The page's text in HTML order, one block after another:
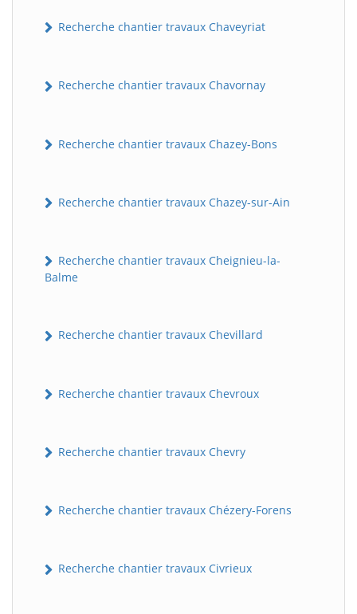
Recherche chantier travaux Chaveyriat
Recherche chantier travaux Chavornay
Recherche chantier travaux Chazey-Bons
Recherche chantier travaux Chazey-sur-Ain
Recherche chantier travaux Cheignieu-la-
Balme
Recherche chantier travaux Chevillard
Recherche chantier travaux Chevroux
Recherche chantier travaux Chevry
Recherche chantier travaux Chézery-Forens
Recherche chantier travaux Civrieux